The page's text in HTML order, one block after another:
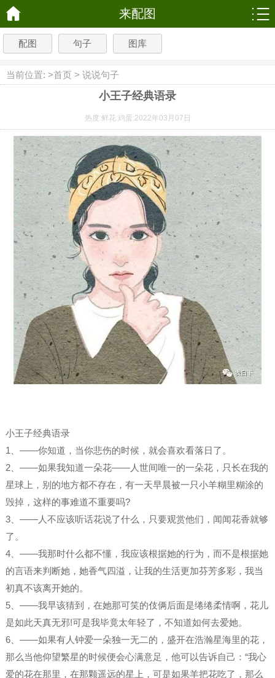
来配图
配图 句子 图库
当前位置: >首页 > 说说句子
小王子经典语录
热度:鲜花:鸡蛋:2022年03月07日
小王子经典语录
1、——你知道，当你悲伤的时候，就会喜欢看落日了。
2、——如果我知道一朵花——人世间唯一的一朵花，只长在我的
星球上，别的地方都不存在，有一天早晨被一只小羊糊里糊涂的
毁掉，这样的事难道不重要吗?
3、——人不应该听话花说了什么，只要观赏他们，闻闻花香就够
了。
4、——我那时什么都不懂，我应该根据她的行为，而不是根据她
的言语来判断她，她香气四溢，让我的生活更加芬芳多彩，我当
初真不该离开她的。
5、——我早该猜到，在她那可笑的伎俩后面是绻绻柔情啊，花儿
是如此天真无邪!可是我毕竟太年轻了，不知道如何去爱她。
6、——如果有人钟爱一朵独一无二的，盛开在浩瀚星海里的花，
那么当他仰望繁星的时候便会心满意足，他可以告诉自己：“我心
爱的花在那里，在那颗遥远的星上，可是如果羊把花吃了，那么